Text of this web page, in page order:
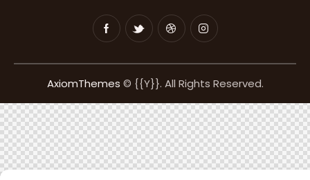
AxiomThemes © {{Y}}. All Rights Reserved.